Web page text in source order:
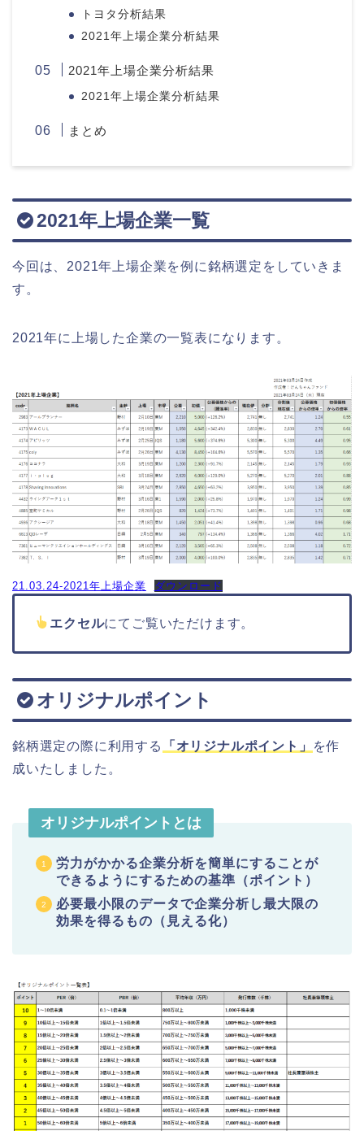
トヨタ分析結果
2021年上場企業分析結果
2021年上場企業分析結果
2021年上場企業分析結果
まとめ
2021年上場企業一覧
今回は、2021年上場企業を例に銘柄選定をしていきま
す。
2021年に上場した企業の一覧表になります。
21.03.24-2021年上場企業 ダウンロード
エクセルにてご覧いただけます。
オリジナルポイント
銘柄選定の際に利用する 「オリジナルポイント」
を作
成いたしました。
オリジナルポイントとは
労力がかかる企業分析を簡単にすることが
できるようにするための基準（ポイント）
必要最小限のデータで企業分析し最大限の
効果を得るもの（見える化）